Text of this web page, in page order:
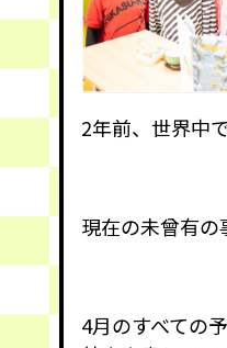
2年前、世界中
現在の未曾有の
4月のすべての